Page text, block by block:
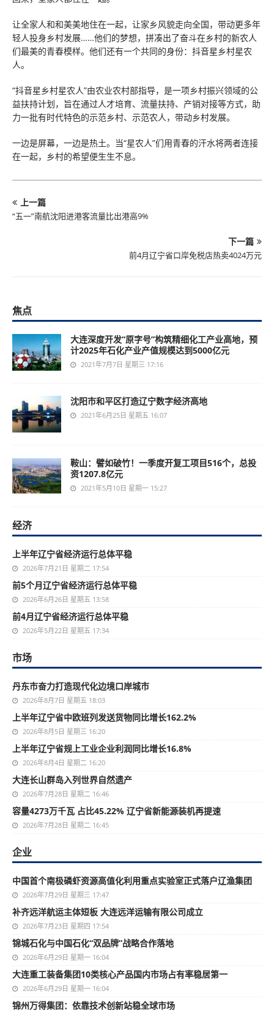
让全家人和和美美地住在一起，让家乡风貌走向全国，带动更多年
轻人投身乡村发展……他们的梦想，拼凑出了奋斗在乡村的新农人
们最美的青春模样。他们还有一个共同的身份：抖音星乡村星农
人。
“抖音星乡村星农人”由农业农村部指导，是一项乡村振兴领域的公
益扶持计划，旨在通过人才培育、流量扶持、产销对接等方式，助
力一批有时代特色的示范乡村、示范农人，带动乡村发展。
一边是屏幕，一边是热土。当“星农人”们用青春的汗水将两者连接
在一起，乡村的希望便生生不息。
上一篇
“五一”南航沈阳进港客流量比出港高9%
下一篇
前4月辽宁省口岸免税店热卖4024万元
焦点
大连深度开发“原字号”构筑精细化工产业高地，预
计2025年石化产业产值规模达到5000亿元
2021年7月7日 星期三 17:16
沈阳市和平区打造辽宁数字经济高地
2021年6月25日 星期五 16:07
鞍山：譬如破竹！一季度开复工项目516个，总投
资1207.8亿元
2021年5月10日 星期一 15:27
经济
上半年辽宁省经济运行总体平稳
2026年7月21日 星期二 17:54
前5个月辽宁省经济运行总体平稳
2026年6月26日 星期五 13:58
前4月辽宁省经济运行总体平稳
2026年5月22日 星期五 17:34
市场
丹东市奋力打造现代化边境口岸城市
2026年8月7日 星期五 18:03
上半年辽宁省中欧班列发送货物同比增长162.2%
2026年8月5日 星期三 16:20
上半年辽宁省规上工业企业利润同比增长16.8%
2026年8月4日 星期二 16:20
大连长山群岛入列世界自然遗产
2026年7月28日 星期二 16:46
容量4273万千瓦 占比45.22% 辽宁省新能源装机再提速
2026年7月28日 星期二 16:45
企业
中国首个南极磷虾资源高值化利用重点实验室正式落户辽渔集团
2026年7月29日 星期三 17:47
补齐远洋航运主体短板 大连远洋运输有限公司成立
2026年7月23日 星期四 17:54
锦城石化与中国石化“双品牌”战略合作落地
2026年6月29日 星期一 16:04
大连重工装备集团10类核心产品国内市场占有率稳居第一
2026年6月29日 星期一 16:04
锦州万得集团：依靠技术创新站稳全球市场